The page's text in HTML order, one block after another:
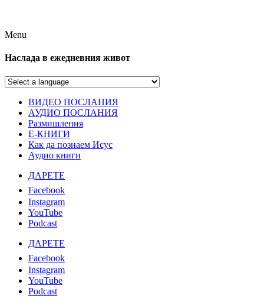
Menu
Наслада в ежедневния живот
ВИДЕО ПОСЛАНИЯ
АУДИО ПОСЛАНИЯ
Размишления
Е-КНИГИ
Как да познаем Исус
Аудио книги
ДАРЕТЕ
Facebook
Instagram
YouTube
Podcast
ДАРЕТЕ
Facebook
Instagram
YouTube
Podcast